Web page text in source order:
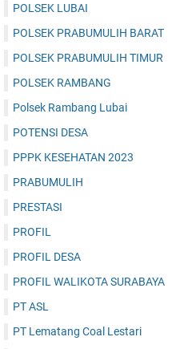
POLSEK LUBAI
POLSEK PRABUMULIH BARAT
POLSEK PRABUMULIH TIMUR
POLSEK RAMBANG
Polsek Rambang Lubai
POTENSI DESA
PPPK KESEHATAN 2023
PRABUMULIH
PRESTASI
PROFIL
PROFIL DESA
PROFIL WALIKOTA SURABAYA
PT ASL
PT Lematang Coal Lestari